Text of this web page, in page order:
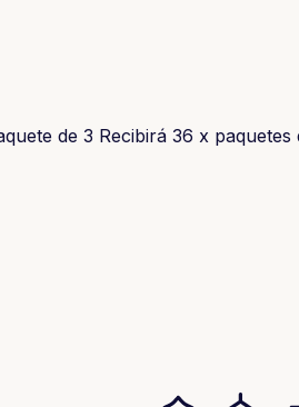
de 3 Recibirá 36 x